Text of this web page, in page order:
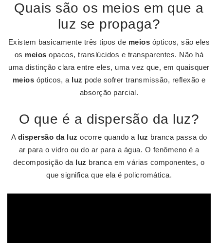
Quais são os meios em que a
luz se propaga?
Existem basicamente três tipos de meios ópticos, são eles
os meios opacos, translúcidos e transparentes. Não há
uma distinção clara entre eles, uma vez que, em quaisquer
meios ópticos, a luz pode sofrer transmissão, reflexão e
absorção parcial.
O que é a dispersão da luz?
A dispersão da luz ocorre quando a luz branca passa do
ar para o vidro ou do ar para a água. O fenômeno é a
decomposição da luz branca em várias componentes, o
que significa que ela é policromática.